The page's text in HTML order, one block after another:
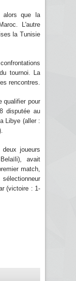
alors que la
L'autre
la Tunisie
tournoi. La
rencontres.
qualifier pour
disputée au
Libye (aller :
joueurs
avait
match,
(victoire : 1-